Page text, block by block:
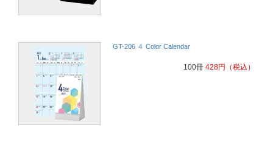
GT-206 ４ Color Calendar
100冊 428円 （税込）